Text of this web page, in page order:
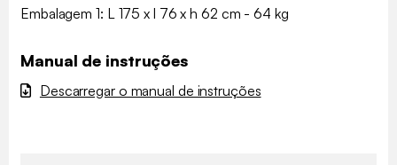
Embalagem 1: L 175 x l 76 x h 62 cm - 64 kg
Manual de instruções
Descarregar o manual de instruções